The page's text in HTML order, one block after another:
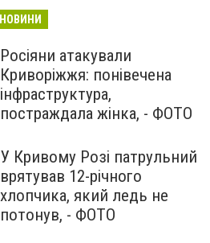
Росіяни атакували
Криворіжжя: понівечена
інфраструктура,
постраждала жінка, - ФОТО
У Кривому Розі патрульний
врятував 12-річного
хлопчика, який ледь не
потонув, - ФОТО